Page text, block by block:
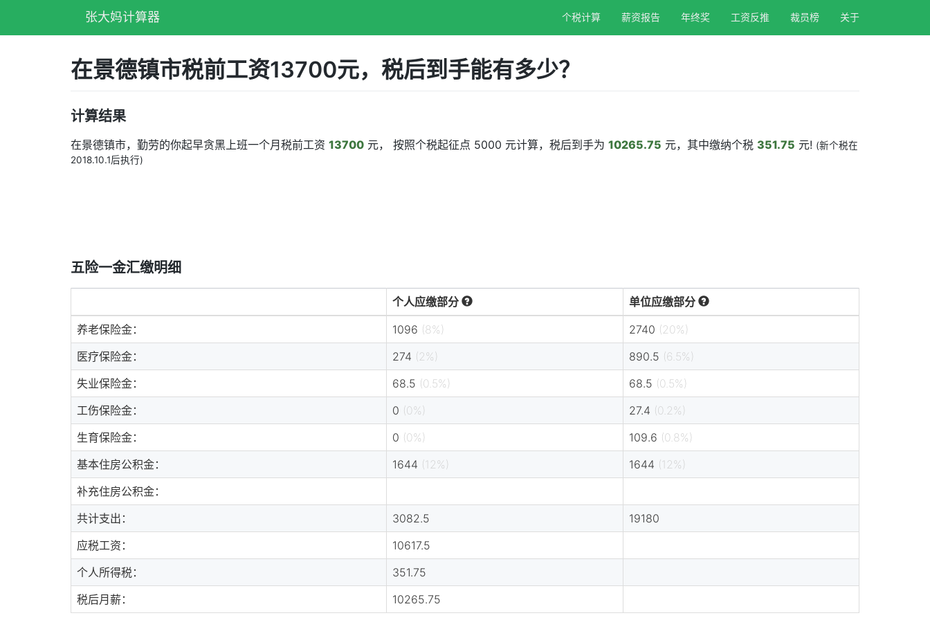
张大妈计算器 个税计算 薪资报告 年终奖 工资反推 裁员榜 关于
在景德镇市税前工资13700元，税后到手能有多少？
计算结果
在景德镇市，勤劳的你起早贪黑上班一个月税前工资 13700 元， 按照个税起征点 5000 元计算，税后到手为 10265.75 元，其中缴纳个税 351.75 元! (新个税在
2018.10.1后执行)
五险一金汇缴明细
个人应缴部分
单位应缴部分
养老保险金：
1096 (8%) 2740 (20%)
医疗保险金：
274 (2%) 890.5 (6.5%)
失业保险金：
68.5 (0.5%) 68.5 (0.5%)
工伤保险金：
0 (0%) 27.4 (0.2%)
生育保险金：
0 (0%) 109.6 (0.8%)
基本住房公积金：
1644 (12%) 1644 (12%)
补充住房公积金：
共计支出：
3082.5
19180
应税工资：
10617.5
个人所得税：
351.75
税后月薪：
10265.75